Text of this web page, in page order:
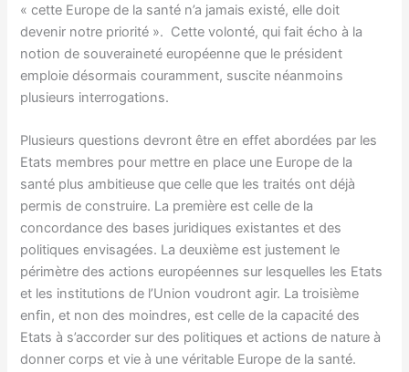
« cette Europe de la santé n’a jamais existé, elle doit
devenir notre priorité ». Cette volonté, qui fait écho à la
notion de souveraineté européenne que le président
emploie désormais couramment, suscite néanmoins
plusieurs interrogations.
Plusieurs questions devront être en effet abordées par les
Etats membres pour mettre en place une Europe de la
santé plus ambitieuse que celle que les traités ont déjà
permis de construire. La première est celle de la
concordance des bases juridiques existantes et des
politiques envisagées. La deuxième est justement le
périmètre des actions européennes sur lesquelles les Etats
et les institutions de l’Union voudront agir. La troisième
enfin, et non des moindres, est celle de la capacité des
Etats à s’accorder sur des politiques et actions de nature à
donner corps et vie à une véritable Europe de la santé.